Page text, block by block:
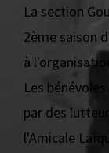
La section
2ème saison
à
Les
par des
l'Amicale